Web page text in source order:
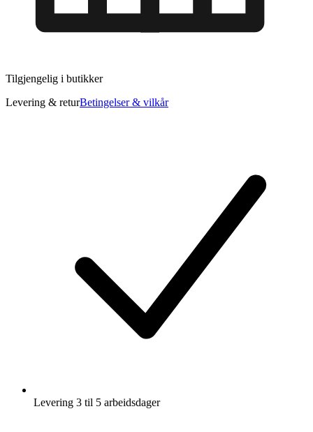
Tilgjengelig i butikker
Levering & returBetingelser & vilkår
Levering 3 til 5 arbeidsdager